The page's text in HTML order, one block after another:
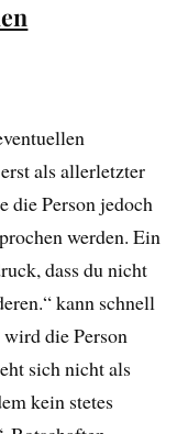
als allerletzter
die Person jedoch
werden. Ein
dass du nicht
kann schnell
die Person
sich nicht als
kein stetes